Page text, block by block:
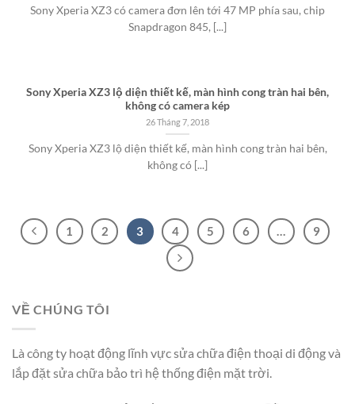
Sony Xperia XZ3 có camera đơn lên tới 47 MP phía sau, chip
Snapdragon 845, [...]
Sony Xperia XZ3 lộ diện thiết kế, màn hình cong tràn hai bên,
không có camera kép
26 Tháng 7, 2018
Sony Xperia XZ3 lộ diện thiết kế, màn hình cong tràn hai bên,
không có [...]
1 2 3 4 5 6 … 9
VỀ CHÚNG TÔI
Là công ty hoạt động lĩnh vực sửa chữa điện thoại di động và
lắp đặt sửa chữa bảo trì hệ thống điện mặt trời.